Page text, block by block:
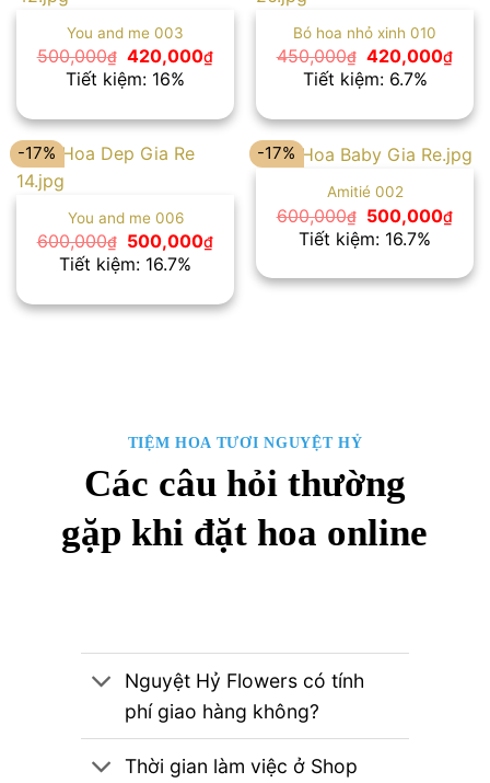
You and me 003
500,000₫ Giá
gốc
là:
420,000₫Giá
420,000₫.
Tiết kiệm: 16%
Bó hoa nhỏ xinh 010
450,000₫ Giá
gốc
là:
420,000₫Giá
Tiết kiệm: 6.7%
-17%
You and me 006
600,000₫
Giá
gốc
là:
500,000₫Giá
là:
500,000₫.
Tiết kiệm: 16.7%
-17%
Amitié 002
600,000₫
Giá
gốc
là:
500,000₫Giá
là:
Tiết kiệm: 16.7%
TIỆM HOA TƯƠI NGUYỆT HỶ
Các câu hỏi thường
gặp khi đặt hoa online
Nguyệt Hỷ Flowers có tính
phí giao hàng không?
Thời gian làm việc ở Shop